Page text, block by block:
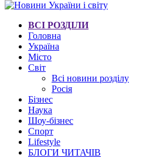
ВСІ РОЗДІЛИ
Головна
Україна
Місто
Світ
Всі новини розділу
Росія
Бізнес
Наука
Шоу-бізнес
Спорт
Lifestyle
БЛОГИ ЧИТАЧІВ